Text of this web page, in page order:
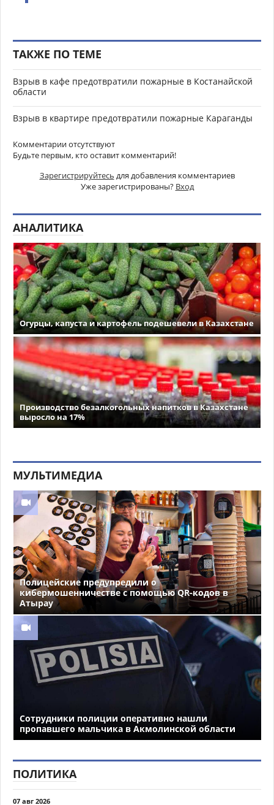
ТАКЖЕ ПО ТЕМЕ
Взрыв в кафе предотвратили пожарные в Костанайской
области
Взрыв в квартире предотвратили пожарные Караганды
Комментарии отсутствуют
Будьте первым, кто оставит комментарий!
Зарегистрируйтесь для добавления комментариев
Уже зарегистрированы? Вход
АНАЛИТИКА
Огурцы, капуста и картофель подешевели в Казахстане
Производство безалкогольных напитков в Казахстане
выросло на 17%
МУЛЬТИМЕДИА
Полицейские предупредили о
кибермошенничестве с помощью QR-кодов в
Атырау
Сотрудники полиции оперативно нашли
пропавшего мальчика в Акмолинской области
ПОЛИТИКА
07 авг 2026